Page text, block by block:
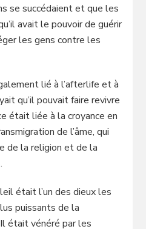
se succédaient et que les
avait le pouvoir de guérir
les gens contre les
lié à l’afterlife et à
qu’il pouvait faire revivre
était liée à la croyance en
de l’âme, qui
de la religion et de la
était l’un des dieux les
puissants de la
était vénéré par les